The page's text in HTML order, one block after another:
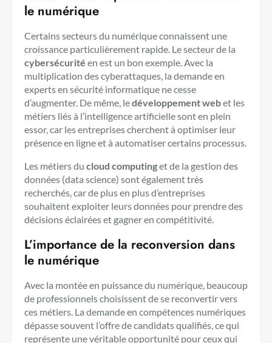
le numérique
Certains secteurs du numérique connaissent une
croissance particulièrement rapide. Le secteur de la
cybersécurité en est un bon exemple. Avec la
multiplication des cyberattaques, la demande en
experts en sécurité informatique ne cesse
d’augmenter. De même, ledéveloppement webet les
métiers liés à l’intelligence artificielle sont en plein
essor, car les entreprises cherchent à optimiser leur
présence en ligne et à automatiser certains processus.
Les métiers du cloud computinget de la gestion des
données (data science) sont également très
recherchés, car de plus en plus d’entreprises
souhaitent exploiter leurs données pour prendre des
décisions éclairées et gagner en compétitivité.
L’importance de la reconversion dans
le numérique
Avec la montée en puissance du numérique, beaucoup
de professionnels choisissent de se reconvertir vers
ces métiers. La demande en compétences numériques
dépasse souvent l’offre de candidats qualifiés, ce qui
représente une véritable opportunité pour ceux qui